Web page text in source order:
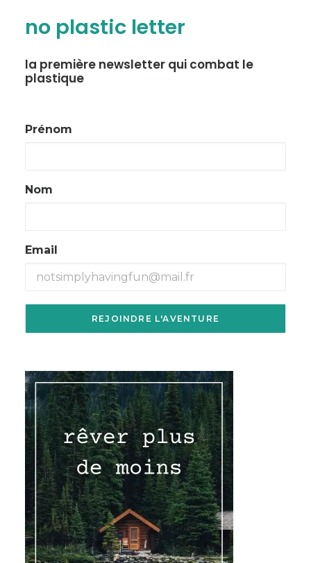
no plastic letter
la première newsletter qui combat le
plastique
Prénom
Nom
Email